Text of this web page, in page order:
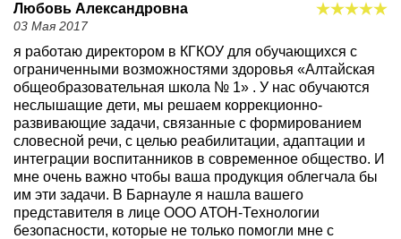
Любовь Александровна
03 Мая 2017
я работаю директором в КГКОУ для обучающихся с
ограниченными возможностями здоровья «Алтайская
общеобразовательная школа № 1» . У нас обучаются
неслышащие дети, мы решаем коррекционно-
развивающие задачи, связанные с формированием
словесной речи, с целью реабилитации, адаптации и
интеграции воспитанников в современное общество. И
мне очень важно чтобы ваша продукция облегчала бы
им эти задачи. В Барнауле я нашла вашего
представителя в лице ООО АТОН-Технологии
безопасности, которые не только помогли мне с